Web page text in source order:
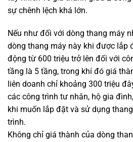
sự chênh lệch khá lớn.
Nếu như đối với dòng thang máy
dòng thang máy này khi được lắp
động từ 600 triệu trở lên đối với
tầng là 5 tầng, trong khí đó giá
liên doanh chỉ khoảng 300 triệu
các công trình tư nhân, hộ gia
khi muốn lắp đặt và sử dụng
trình.
Không chỉ giá thành của dòng